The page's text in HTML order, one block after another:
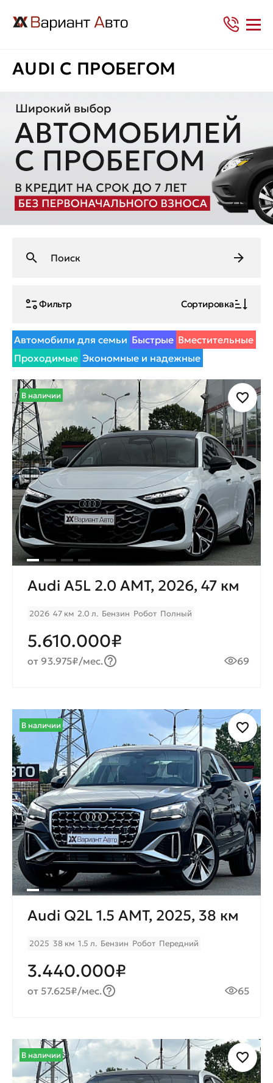
AUDI С ПРОБЕГОМ
Фильтр Сортировка
Автомобили для семьи Быстрые Вместительные
Проходимые Экономные и надежные
В наличии
Audi A5L 2.0 AMT, 2026, 47 км
2026 47 км 2.0 л. Бензин Робот Полный
5.610.000₽
от 93.975₽/мес. 69
В наличии
Audi Q2L 1.5 AMT, 2025, 38 км
2025 38 км 1.5 л. Бензин Робот Передний
3.440.000₽
от 57.625₽/мес. 65
В наличии